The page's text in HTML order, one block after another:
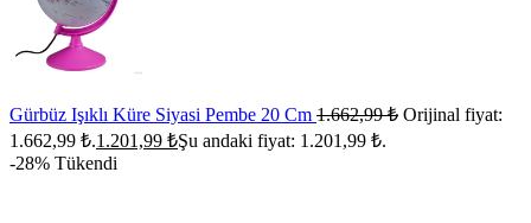
Gürbüz Işıklı Küre Siyasi Pembe 20 Cm 1.662,99₺ Orijinal fiyat:
1.662,99 ₺.1.201,99 ₺Şu andaki fiyat: 1.201,99 ₺.
-28% Tükendi